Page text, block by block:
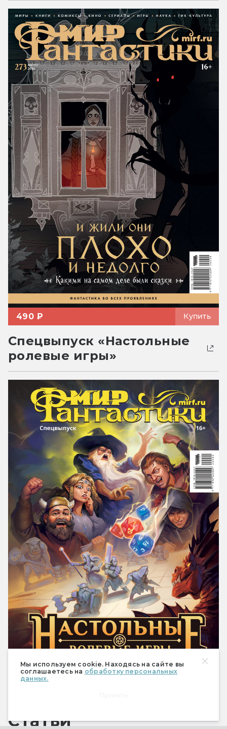
Мы используем cookie. Находясь на сайте вы
соглашаетесь на обработку персональных
данных.
490 ₽ Купить
Спецвыпуск «Настольные
ролевые игры»
1 490 ₽
Статьи